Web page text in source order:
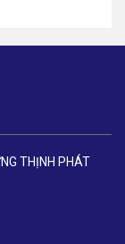
THỊNH PHÁT